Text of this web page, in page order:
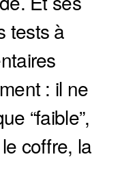
tests à
: il ne
“faible”,
coffre, la